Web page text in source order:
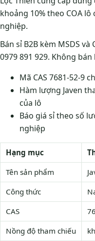
khoảng 10% theo COA
nghiệp.
Bán sỉ B2B kèm MSDS
0979 891 929. Không
Mã CAS 7681-52-9
Hàm lượng Javen
của lô
Báo giá sỉ theo số
nghiệp
Hạng mục
Tên sản phẩm
Công thức
CAS
Nồng độ tham chiếu